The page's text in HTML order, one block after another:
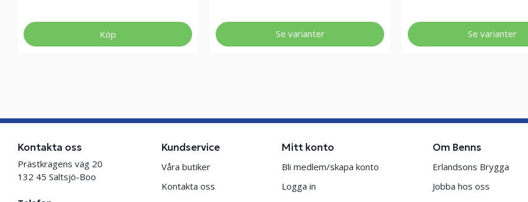
Köp Se varianter Se varianter
Kontakta oss
Prästkragens väg 20
132 45 Saltsjö-Boo
Kundservice
Våra butiker
Kontakta oss
Mitt konto
Bli medlem/skapa konto
Logga in
Om Benns
Erlandsons Brygga
Jobba hos oss